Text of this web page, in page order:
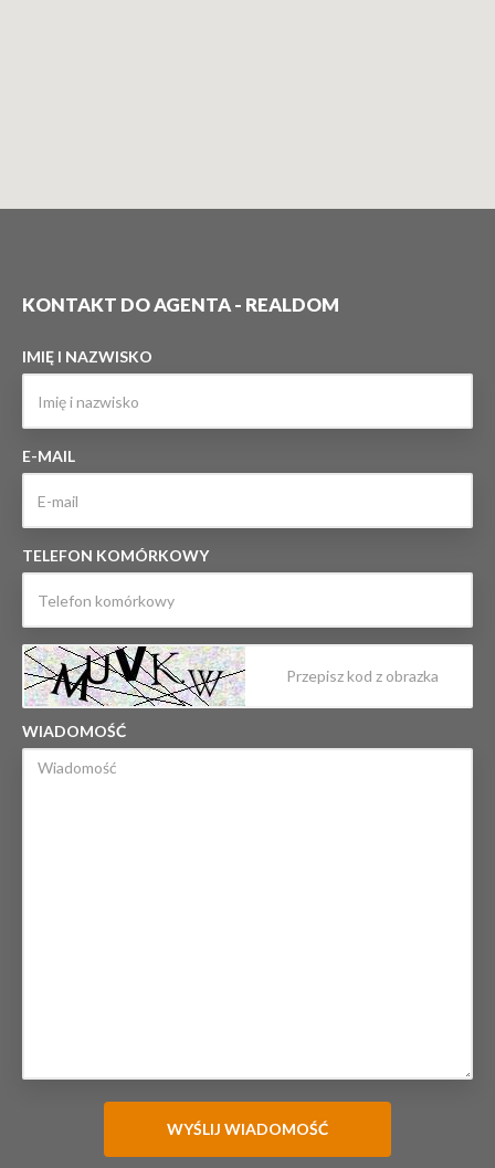
KONTAKT DO AGENTA - REALDOM
IMIĘ I NAZWISKO
E-MAIL
TELEFON KOMÓRKOWY
WIADOMOŚĆ